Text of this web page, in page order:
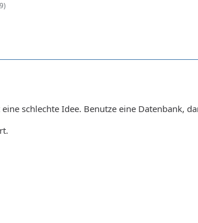
)
schlechte Idee. Benutze eine Datenbank,